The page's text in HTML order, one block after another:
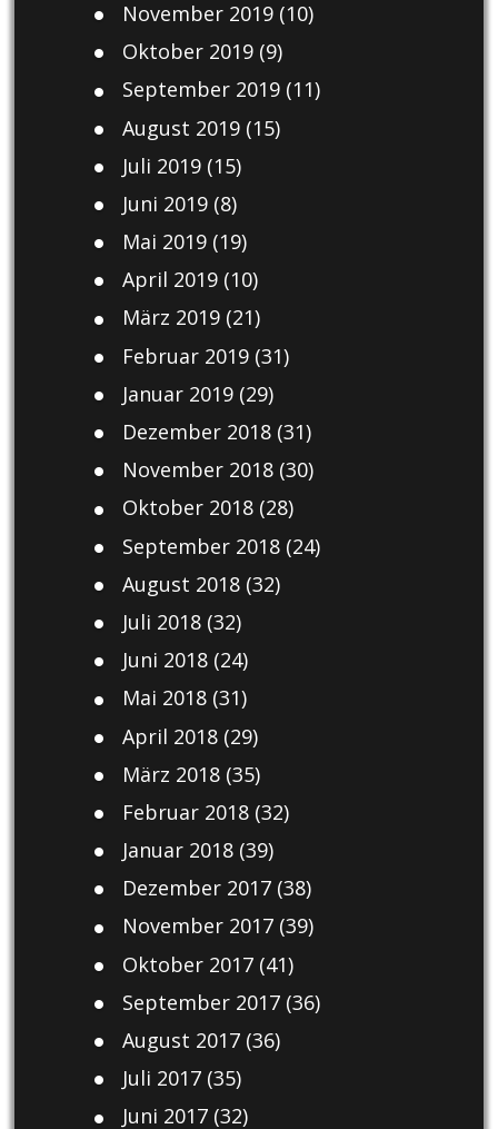
November 2019(10)
Oktober 2019(9)
September 2019(11)
August 2019(15)
Juli 2019(15)
Juni 2019(8)
Mai 2019(19)
April 2019(10)
März 2019(21)
Februar 2019(31)
Januar 2019(29)
Dezember 2018(31)
November 2018(30)
Oktober 2018(28)
September 2018(24)
August 2018(32)
Juli 2018(32)
Juni 2018(24)
Mai 2018(31)
April 2018(29)
März 2018(35)
Februar 2018(32)
Januar 2018(39)
Dezember 2017(38)
November 2017(39)
Oktober 2017(41)
September 2017(36)
August 2017(36)
Juli 2017(35)
Juni 2017(32)